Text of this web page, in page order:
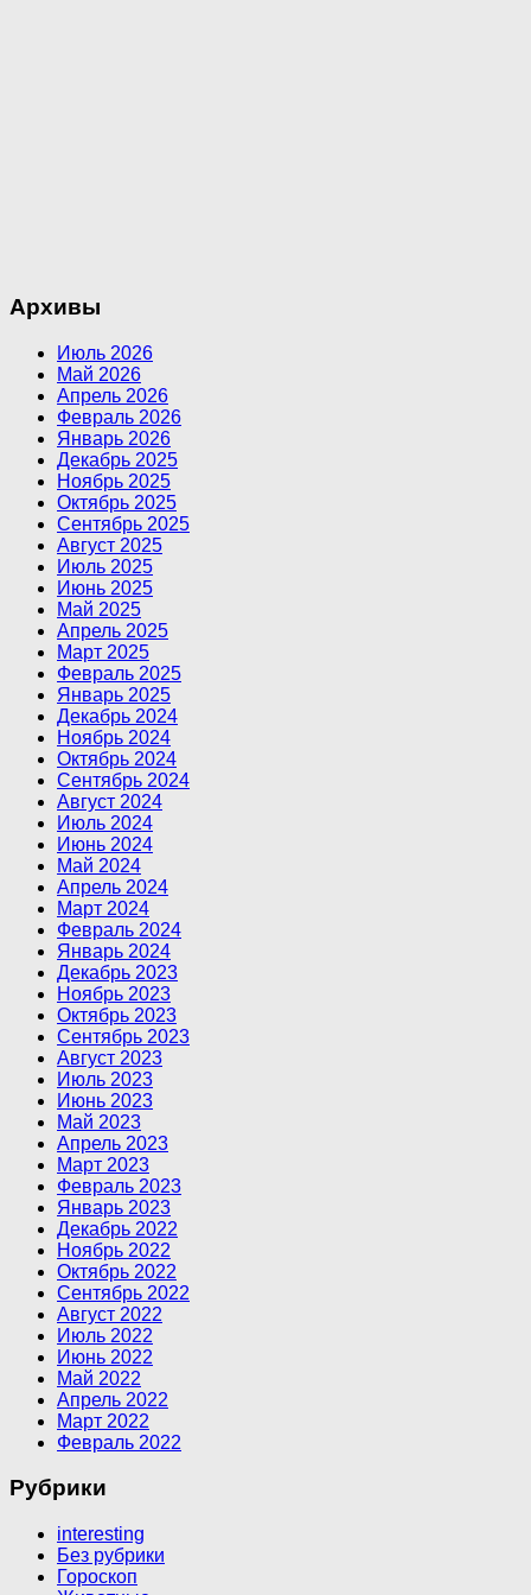
Архивы
Июль 2026
Май 2026
Апрель 2026
Февраль 2026
Январь 2026
Декабрь 2025
Ноябрь 2025
Октябрь 2025
Сентябрь 2025
Август 2025
Июль 2025
Июнь 2025
Май 2025
Апрель 2025
Март 2025
Февраль 2025
Январь 2025
Декабрь 2024
Ноябрь 2024
Октябрь 2024
Сентябрь 2024
Август 2024
Июль 2024
Июнь 2024
Май 2024
Апрель 2024
Март 2024
Февраль 2024
Январь 2024
Декабрь 2023
Ноябрь 2023
Октябрь 2023
Сентябрь 2023
Август 2023
Июль 2023
Июнь 2023
Май 2023
Апрель 2023
Март 2023
Февраль 2023
Январь 2023
Декабрь 2022
Ноябрь 2022
Октябрь 2022
Сентябрь 2022
Август 2022
Июль 2022
Июнь 2022
Май 2022
Апрель 2022
Март 2022
Февраль 2022
Рубрики
interesting
Без рубрики
Гороскоп